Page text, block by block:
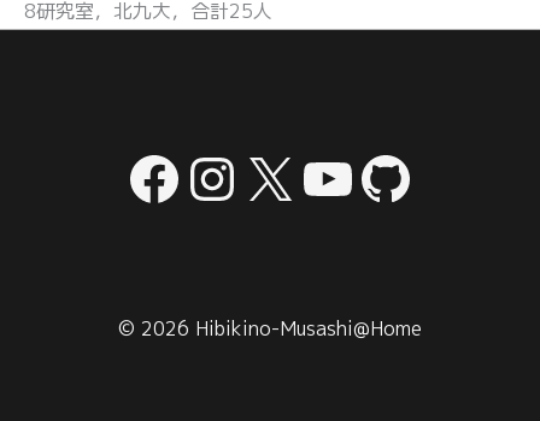
8研究室，北九大，合計25人
Facebook
Instagram
X YouTube
© 2026 Hibikino-Musashi@Home